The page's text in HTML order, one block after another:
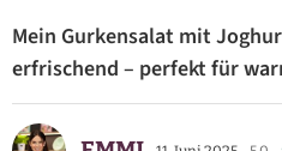
Mein Gurkensalat mit
erfrischend – perfekt für